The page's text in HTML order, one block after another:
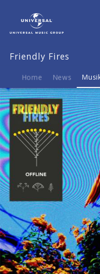
Musik
Offline
Friendly Fires
Home News